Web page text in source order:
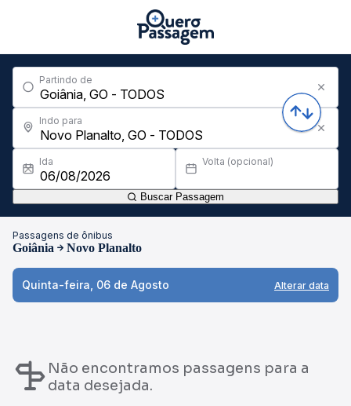
Partindo de
Indo para
Ida Volta (opcional)
Buscar Passagem
Passagens de ônibus
Goiânia Novo Planalto
Quinta-feira, 06 de Agosto Alterar data
Não encontramos passagens para a
data desejada.